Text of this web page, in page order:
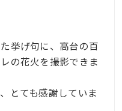
挙げ句に、高台の百
の花火を撮影できま
とても感謝していま